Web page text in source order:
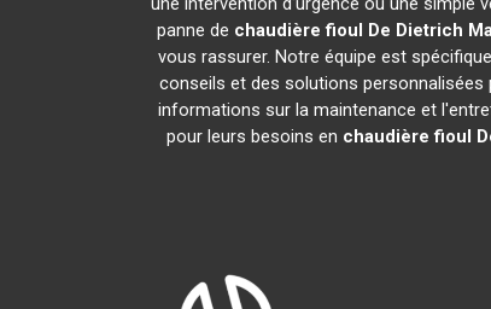
panne de chaudière fioul De Dietrich
vous rassurer. Notre équipe est
conseils et des solutions
informations sur la maintenance et
pour leurs besoins en chaudière fioul